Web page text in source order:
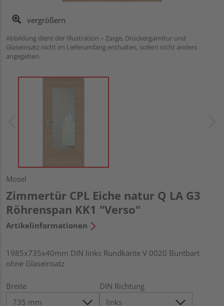
vergrößern
Abbildung dient der Illustration – Zarge, Drückergarnitur und
Glaseinsatz nicht im Lieferumfang enthalten, sofern nicht anders
angegeben.
Mosel
Zimmertür CPL Eiche natur Q LA G3
Röhrenspan KK1 "Verso"
Artikelinformationen
1985x735x40mm DIN links Rundkante V 0020 Buntbart
ohne Glaseinsatz
Breite DIN Richtung